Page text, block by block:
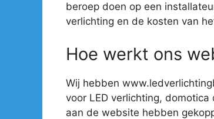
beroep doen op een
verlichting en de kosten van
Hoe werkt ons
Wij hebben
voor LED verlichting,
aan de website hebben